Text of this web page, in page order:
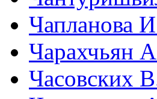
Чапланова
Чарахчьян
Часовских